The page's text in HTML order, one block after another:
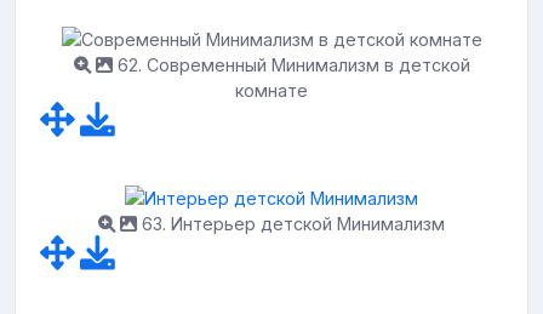
62. Современный Минимализм в детской
комнате
63. Интерьер детской Минимализм